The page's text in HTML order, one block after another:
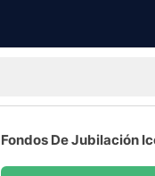
Fondos De Jubilación